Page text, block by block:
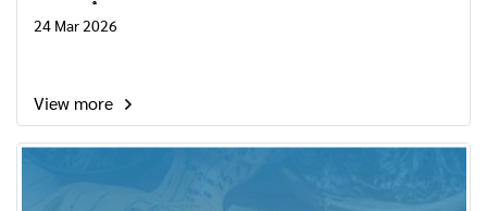
แผนจีน
24 Mar 2026
View more